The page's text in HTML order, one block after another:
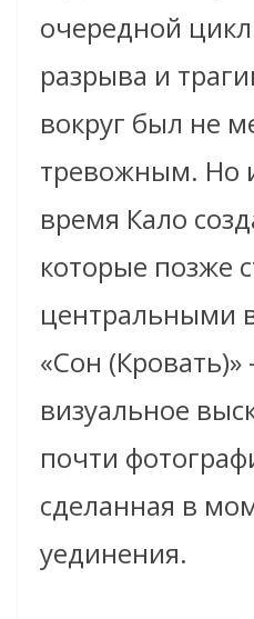
очередной цикл
разрыва и
вокруг был не
тревожным. Но
время Кало
которые позже
центральными
«Сон
визуальное
почти
сделанная в
уединения.